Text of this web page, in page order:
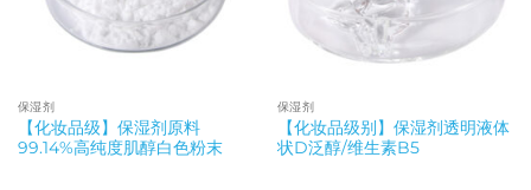
保湿剂
【化妆品级】保湿剂原料
99.14%高纯度肌醇白色粉末
保湿剂
【化妆品级别】保湿剂透明液体
状D泛醇/维生素B5